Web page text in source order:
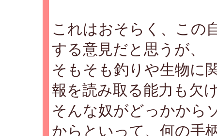
これはおそらく、この
する意見だと思うが、
そもそも釣りや生物に
報を読み取る能力も欠
そんな奴がどっかから
からといって、何の手